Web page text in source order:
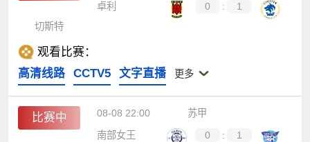
卓利
0 :
1
切斯特
观看比赛：
高清线路
CCTV5 文字直播 更多
比赛中 08-08 22:00
苏甲
南部女王
0 :
1